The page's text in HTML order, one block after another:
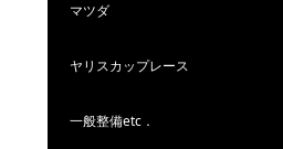
マツダ
ヤリスカップレース
一般整備etc．